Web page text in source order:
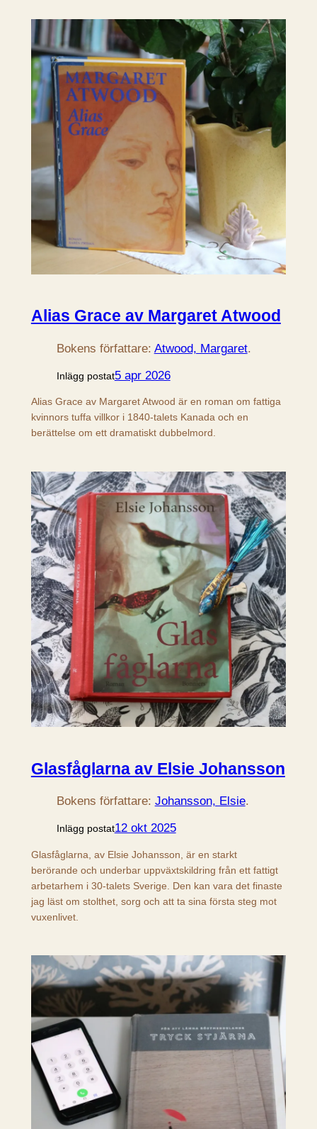
Alias Grace av Margaret Atwood
Bokens författare: Atwood, Margaret.
Inlägg postat5 apr 2026
Alias Grace av Margaret Atwood är en roman om fattiga
kvinnors tuffa villkor i 1840-talets Kanada och en
berättelse om ett dramatiskt dubbelmord.
Glasfåglarna av Elsie Johansson
Bokens författare: Johansson, Elsie.
Inlägg postat12 okt 2025
Glasfåglarna, av Elsie Johansson, är en starkt
berörande och underbar uppväxtskildring från ett fattigt
arbetarhem i 30-talets Sverige. Den kan vara det finaste
jag läst om stolthet, sorg och att ta sina första steg mot
vuxenlivet.